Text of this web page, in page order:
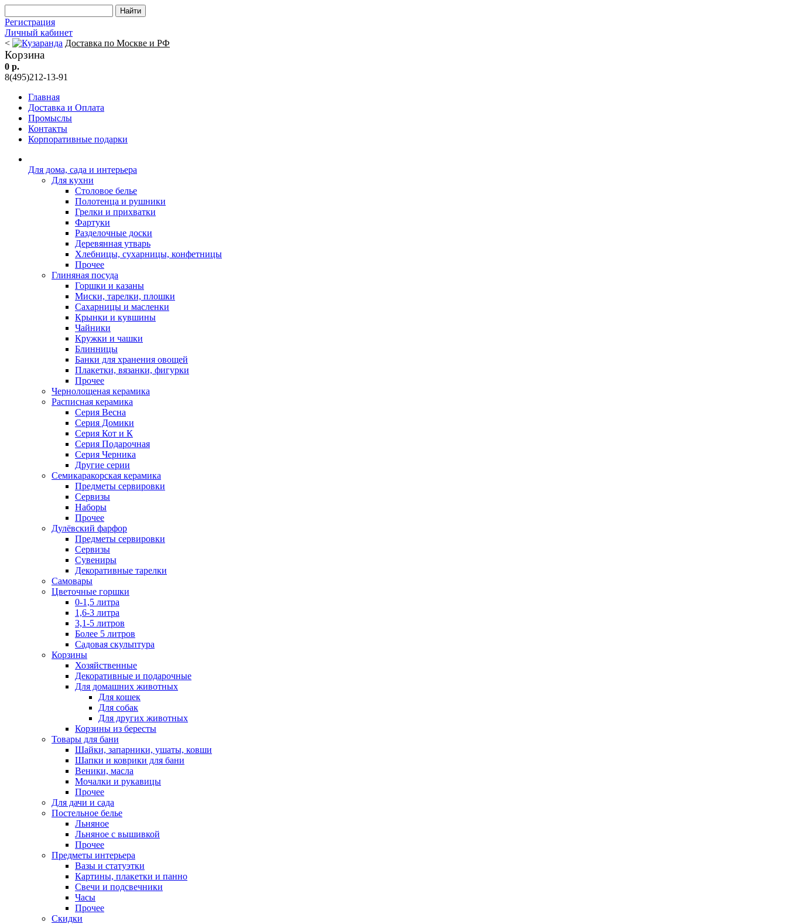
Регистрация
Личный кабинет
<
Доставка по Москве и РФ
Корзина
0 р.
8(495)212-13-91
Главная
Доставка и Оплата
Промыслы
Контакты
Корпоративные подарки
Для дома, сада и интерьера
Для кухни
Столовое белье
Полотенца и рушники
Грелки и прихватки
Фартуки
Разделочные доски
Деревянная утварь
Хлебницы, сухарницы, конфетницы
Прочее
Глиняная посуда
Горшки и казаны
Миски, тарелки, плошки
Сахарницы и масленки
Крынки и кувшины
Чайники
Кружки и чашки
Блинницы
Банки для хранения овощей
Плакетки, вязанки, фигурки
Прочее
Чернолощеная керамика
Расписная керамика
Серия Весна
Серия Домики
Серия Кот и К
Серия Подарочная
Серия Черника
Другие серии
Семикаракорская керамика
Предметы сервировки
Сервизы
Наборы
Прочее
Дулёвский фарфор
Предметы сервировки
Сервизы
Сувениры
Декоративные тарелки
Самовары
Цветочные горшки
0-1,5 литра
1,6-3 литра
3,1-5 литров
Более 5 литров
Садовая скульптура
Корзины
Хозяйственные
Декоративные и подарочные
Для домашних животных
Для кошек
Для собак
Для других животных
Корзины из бересты
Товары для бани
Шайки, запарники, ушаты, ковши
Шапки и коврики для бани
Веники, масла
Мочалки и рукавицы
Прочее
Для дачи и сада
Постельное белье
Льняное
Льняное с вышивкой
Прочее
Предметы интерьера
Вазы и статуэтки
Картины, плакетки и панно
Свечи и подсвечники
Часы
Прочее
Скидки